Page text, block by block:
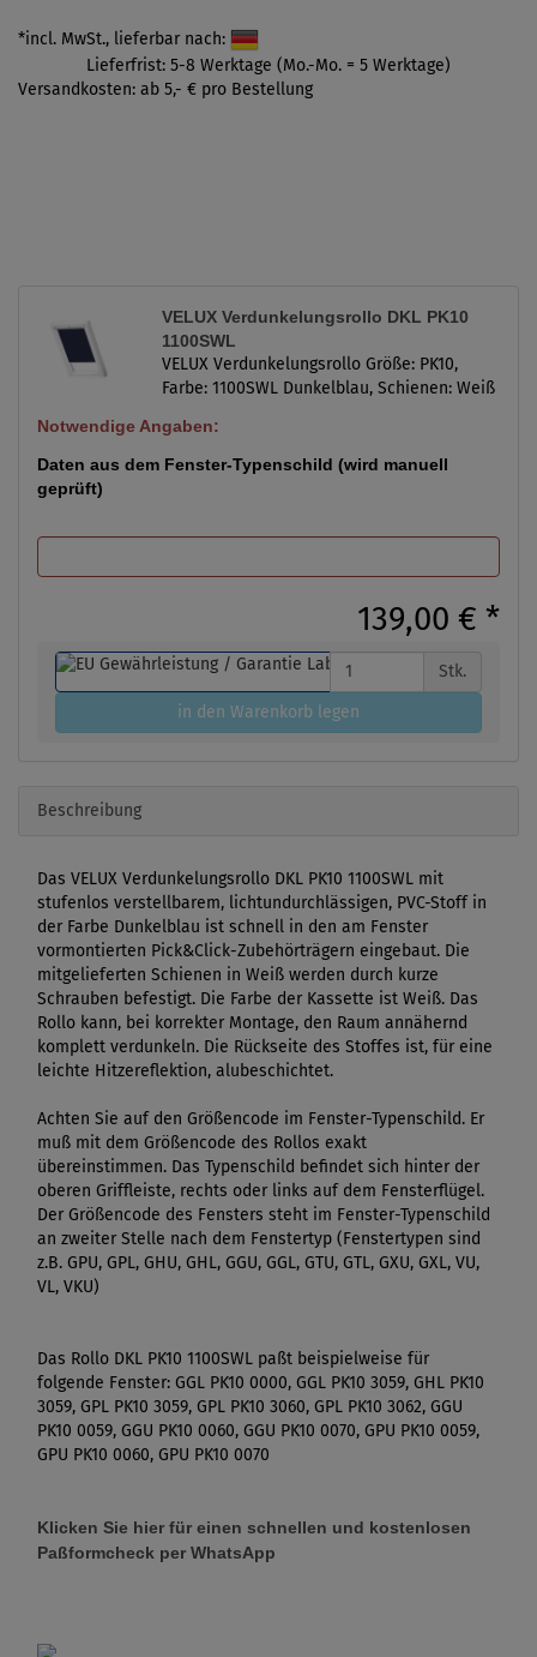
*incl. MwSt., lieferbar nach:
Lieferfrist: 5-8 Werktage (Mo.-Mo. = 5 Werktage)
Versandkosten: ab 5,- € pro Bestellung
VELUX Verdunkelungsrollo DKL PK10
1100SWL
VELUX Verdunkelungsrollo Größe: PK10,
Farbe: 1100SWL Dunkelblau, Schienen: Weiß
Notwendige Angaben:
Daten aus dem Fenster-Typenschild (wird manuell
geprüft)
139,00 € *
Stk.
in den Warenkorb legen
Beschreibung
Das VELUX Verdunkelungsrollo DKL PK10 1100SWL mit
stufenlos verstellbarem, lichtundurchlässigen, PVC-Stoff in
der Farbe Dunkelblau ist schnell in den am Fenster
vormontierten Pick&Click-Zubehörträgern eingebaut. Die
mitgelieferten Schienen in Weiß werden durch kurze
Schrauben befestigt. Die Farbe der Kassette ist Weiß. Das
Rollo kann, bei korrekter Montage, den Raum annähernd
komplett verdunkeln. Die Rückseite des Stoffes ist, für eine
leichte Hitzereflektion, alubeschichtet.
Achten Sie auf den Größencode im Fenster-Typenschild. Er
muß mit dem Größencode des Rollos exakt
übereinstimmen. Das Typenschild befindet sich hinter der
oberen Griffleiste, rechts oder links auf dem Fensterflügel.
Der Größencode des Fensters steht im Fenster-Typenschild
an zweiter Stelle nach dem Fenstertyp (Fenstertypen sind
z.B. GPU, GPL, GHU, GHL, GGU, GGL, GTU, GTL, GXU, GXL, VU,
VL, VKU)
Das Rollo DKL PK10 1100SWL paßt beispielweise für
folgende Fenster: GGL PK10 0000, GGL PK10 3059, GHL PK10
3059, GPL PK10 3059, GPL PK10 3060, GPL PK10 3062, GGU
PK10 0059, GGU PK10 0060, GGU PK10 0070, GPU PK10 0059,
GPU PK10 0060, GPU PK10 0070
Klicken Sie hier für einen schnellen und kostenlosen
Paßformcheck per WhatsApp